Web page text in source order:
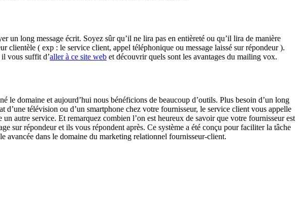
un long message écrit. Soyez sûr qu’il ne lira pas en entièreté ou qu’il lira de manière
clientèle ( exp : le service client, appel téléphonique ou message laissé sur répondeur ).
il vous suffit d’aller à ce site web et découvrir quels sont les avantages du mailing vox.
domaine et aujourd’hui nous bénéficions de beaucoup d’outils. Plus besoin d’un long
télévision ou d’un smartphone chez votre fournisseur, le service client vous appelle
autre service. Et remarquez combien l’on est heureux de savoir que votre fournisseur est
sur répondeur et ils vous répondent après. Ce système a été conçu pour faciliter la tâche
avancée dans le domaine du marketing relationnel fournisseur-client.